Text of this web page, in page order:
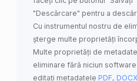
"Descărcare" pentru a
Cu instrumentul nostru de
șterge multe proprietăți
Multe proprietăți de
eliminare fără niciun
editați metadatele PDF, DOCX